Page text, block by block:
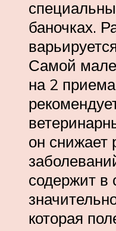
баночках.
Самой
на 2
он снижает
содержит в
которая